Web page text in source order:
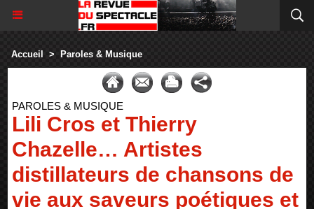
Accueil > Paroles & Musique
PAROLES & MUSIQUE
Lili Cros et Thierry
Chazelle… Artistes
distillateurs de chansons de
vie aux saveurs poétiques et